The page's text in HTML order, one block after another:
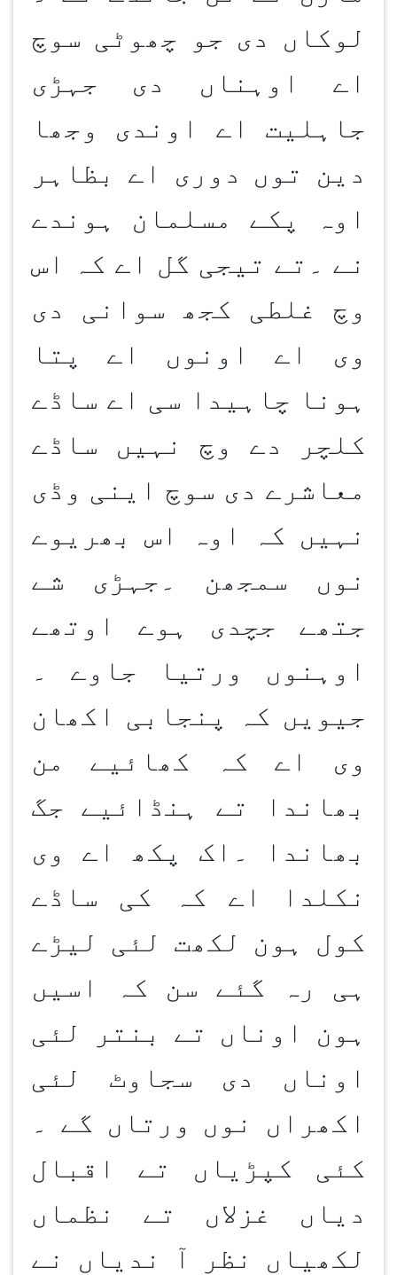
لوکاں دی جو چھوٹی سوچ
اے اوہناں دی جہڑی
جاہلیت اے اوندی وجھا
دین توں دوری اے بظاہر
اوہ پکے مسلمان ہوندے
نے ۔تے تیجی گل اے کہ اس
وچ غلطی کجھ سوانی دی
وی اے اونوں اے پتا
ہونا چاہیدا سی اے ساڈے
کلچر دے وچ نہیں ساڈے
معاشرے دی سوچ اینی وڈی
نہیں کہ اوہ اس بھریوے
نوں سمجھن ۔جہڑی شے
جتھے جچدی ہوے اوتھے
اوہنوں ورتیا جاوے ۔
جیویں کہ پنجابی اکھان
وی اے کہ کھائیے من
بھاندا تے ہنڈائیے جگ
بھاندا ۔اک پکھ اے وی
نکلدا اے کہ کی ساڈے
کول ہون لکھت لئی لیڑے
ہی رہ گئے سن کہ اسیں
ہون اوناں تے بنتر لئی
اوناں دی سجاوٹ لئی
اکھراں نوں ورتاں گے ۔
کئی کپڑیاں تے اقبال
دیاں غزلاں تے نظماں
لکھیاں نظر آ ندیاں نے